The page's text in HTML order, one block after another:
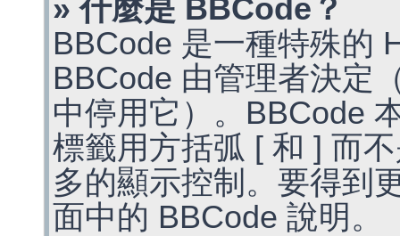
» 什麼是 BBCode？
BBCode 是一種特殊的
BBCode 由管理者決定
中停用它）。BBCode
標籤用方括弧 [ 和 ] 而
多的顯示控制。要得到
面中的 BBCode 說明。